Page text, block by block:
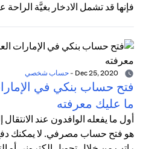
فإنها قد تشمل الادخار بغيَّة الراحة
- حساب شخصي
فتح حساب بنكي في
ما عليك معرفته
أول ما يفعله الوافدون عند الانتقال
هو فتح حساب مصرفي. لا يمكنك